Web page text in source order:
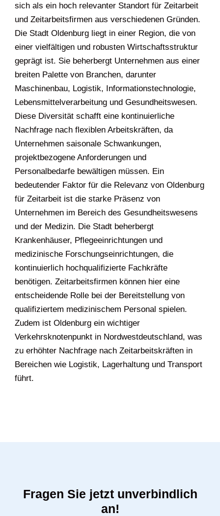
sich als ein hoch relevanter Standort für Zeitarbeit
und Zeitarbeitsfirmen aus verschiedenen Gründen.
Die Stadt Oldenburg liegt in einer Region, die von
einer vielfältigen und robusten Wirtschaftsstruktur
geprägt ist. Sie beherbergt Unternehmen aus einer
breiten Palette von Branchen, darunter
Maschinenbau, Logistik, Informationstechnologie,
Lebensmittelverarbeitung und Gesundheitswesen.
Diese Diversität schafft eine kontinuierliche
Nachfrage nach flexiblen Arbeitskräften, da
Unternehmen saisonale Schwankungen,
projektbezogene Anforderungen und
Personalbedarfe bewältigen müssen. Ein
bedeutender Faktor für die Relevanz von Oldenburg
für Zeitarbeit ist die starke Präsenz von
Unternehmen im Bereich des Gesundheitswesens
und der Medizin. Die Stadt beherbergt
Krankenhäuser, Pflegeeinrichtungen und
medizinische Forschungseinrichtungen, die
kontinuierlich hochqualifizierte Fachkräfte
benötigen. Zeitarbeitsfirmen können hier eine
entscheidende Rolle bei der Bereitstellung von
qualifiziertem medizinischem Personal spielen.
Zudem ist Oldenburg ein wichtiger
Verkehrsknotenpunkt in Nordwestdeutschland, was
zu erhöhter Nachfrage nach Zeitarbeitskräften in
Bereichen wie Logistik, Lagerhaltung und Transport
führt.
Fragen Sie jetzt unverbindlich
an!